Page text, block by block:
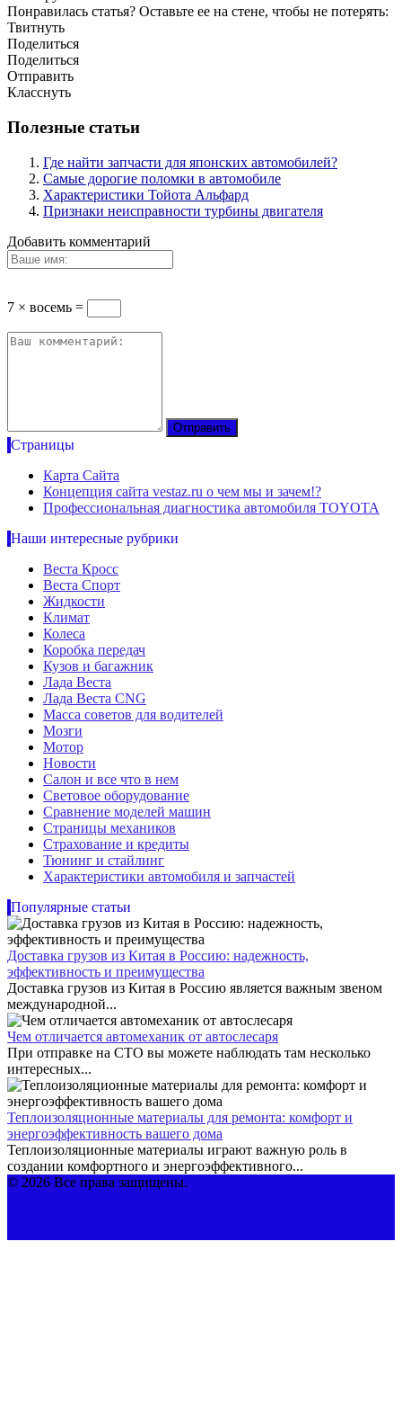
Понравилась статья? Оставьте ее на стене, чтобы не потерять:
Твитнуть
Поделиться
Поделиться
Отправить
Класснуть
Полезные статьи
Где найти запчасти для японских автомобилей?
Самые дорогие поломки в автомобиле
Характеристики Тойота Альфард
Признаки неисправности турбины двигателя
Добавить комментарий
7 × восемь =
Страницы
Карта Сайта
Концепция сайта vestaz.ru о чем мы и зачем!?
Профессиональная диагностика автомобиля TOYOTA
Наши интересные рубрики
Веста Кросс
Веста Спорт
Жидкости
Климат
Колеса
Коробка передач
Кузов и багажник
Лада Веста
Лада Веста CNG
Масса советов для водителей
Мозги
Мотор
Новости
Салон и все что в нем
Световое оборудование
Сравнение моделей машин
Страницы механиков
Страхование и кредиты
Тюнинг и стайлинг
Характеристики автомобиля и запчастей
Популярные статьи
Доставка грузов из Китая в Россию: надежность,
эффективность и преимущества
Доставка грузов из Китая в Россию является важным звеном
международной...
Чем отличается автомеханик от автослесаря
При отправке на СТО вы можете наблюдать там несколько
интересных...
Теплоизоляционные материалы для ремонта: комфорт и
энергоэффективность вашего дома
Теплоизоляционные материалы играют важную роль в
создании комфортного и энергоэффективного...
© 2026 Все права защищены.